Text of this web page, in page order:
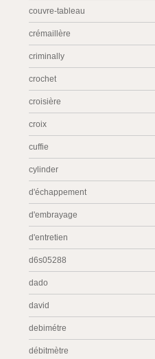
couvre-tableau
crémaillère
criminally
crochet
croisière
croix
cuffie
cylinder
d'échappement
d'embrayage
d'entretien
d6s05288
dado
david
debimétre
débitmètre